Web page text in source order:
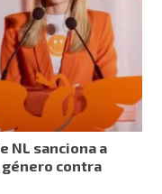
NL sanciona a
contra